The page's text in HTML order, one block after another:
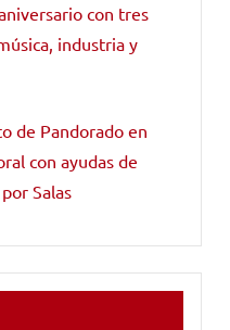
con tres
industria y
de Pandorado en
con ayudas de
Salas